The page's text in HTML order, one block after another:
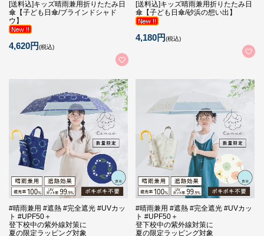
[送料込]キッズ晴雨兼用折りたたみ日
傘【子ども日傘/ブラインドシャド
ウ】
4,620円(税込)
[送料込]キッズ晴雨兼用折りたたみ日
傘【子ども日傘/砂浜の想い出】
4,180円(税込)
#晴雨兼用 #遮熱 #完全遮光 #UVカッ
ト #UPF50＋
登下校中の紫外線対策に
夏の限定ラッピング対象
#晴雨兼用 #遮熱 #完全遮光 #UVカッ
ト #UPF50＋
登下校中の紫外線対策に
夏の限定ラッピング対象